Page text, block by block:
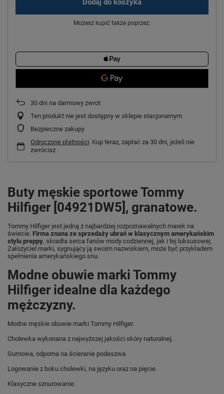
Możesz kupić także poprzez:
30 dni na darmowy zwrot
Ten produkt nie jest dostępny w sklepie stacjonarnym
Bezpieczne zakupy
Odroczone płatności. Kup teraz, zapłać za 30 dni, jeżeli nie
zwrócisz
Buty męskie sportowe Tommy
Hilfiger [04921DW5], granatowe.
Tommy Hilfiger jest jedną z najbardziej rozpoznawalnych marek na
świecie. Firma znana ze sprzedaży ubrań w klasycznym amerykańskim
stylu preppy, skradła serca fanów mody codziennej, jak i tej luksusowej.
Założyciel marki, sygnujący ją swoim nazwiskiem, może być przykładem
spełnienia amerykańskiego snu.
Modne obuwie marki Tommy
Hilfiger idealne dla każdego
mężczyzny.
Modne męskie obuwie marki Tommy Hilfiger.
Cholewka wykonana z najwyższej jakości skóry naturalnej.
Gumowa, odporna na ścieranie podeszwa.
Logowanie z boku cholewki, na języku oraz na pięcie.
Klasyczne sznurowanie.